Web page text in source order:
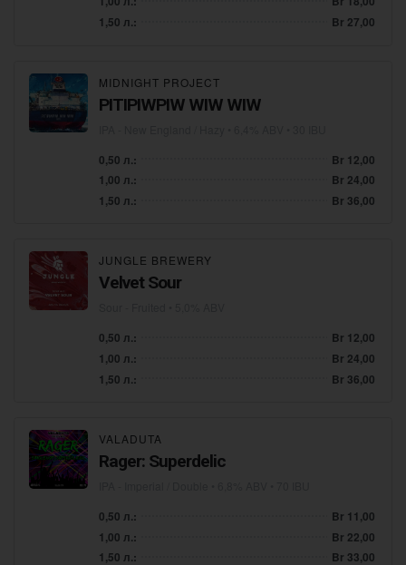
1,50 л.:
Br 27,00
MIDNIGHT PROJECT
PITIPIWPIW WIW WIW
0,50 л.:
Br 12,00
1,00 л.:
Br 24,00
1,50 л.:
Br 36,00
JUNGLE BREWERY
Velvet Sour
0,50 л.:
Br 12,00
1,00 л.:
Br 24,00
1,50 л.:
Br 36,00
VALADUTA
Rager: Superdelic
0,50 л.:
Br 11,00
1,00 л.:
Br 22,00
1,50 л.:
Br 33,00